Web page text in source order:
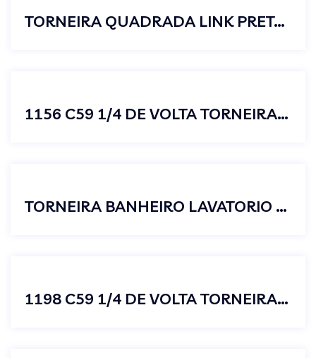
TORNEIRA QUADRADA LINK PRETA PARA BANHEIRO 90º BICA ALTA
1156 C59 1/4 DE VOLTA TORNEIRA BICA MÓVEL MESA ABS CROMADO
TORNEIRA BANHEIRO LAVATORIO QUADRADA MESA PRETO LUXO
1198 C59 1/4 DE VOLTA TORNEIRA BICA MÓVEL LAVATORIO ABS CROMADO